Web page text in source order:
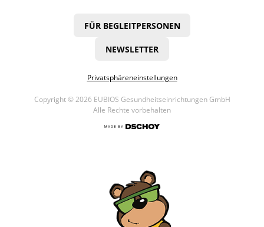
FÜR BEGLEITPERSONEN
NEWSLETTER
Privatsphäreneinstellungen
Copyright © 2026 EUBIOS Gesundheitseinrichtungen GmbH
Alle Rechte vorbehalten